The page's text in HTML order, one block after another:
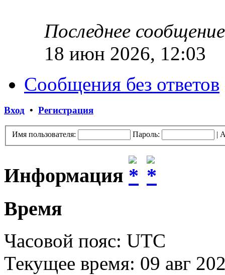
Последнее
18 июн 2026, 12:03
Сообщения без ответов
Вход • Регистрация
Имя пользователя: Пароль: |
Информация
Время
Часовой пояс: UTC
Текущее время: 09 авг